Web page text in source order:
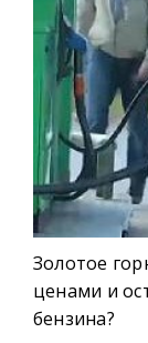
Золотое
ценами и
бензина?